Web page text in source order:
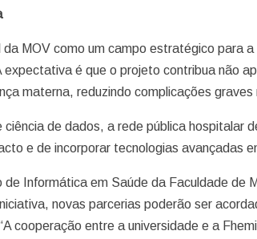
MOV como um campo estratégico para
expectativa é que o projeto contribua não
materna, reduzindo complicações
ciência de dados, a rede pública hospitalar
e de incorporar tecnologias avançadas
de Informática em Saúde da Faculdade de
novas parcerias poderão ser
cooperação entre a universidade e a